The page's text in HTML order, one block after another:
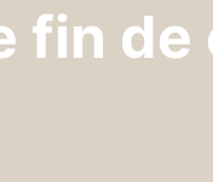
fin de